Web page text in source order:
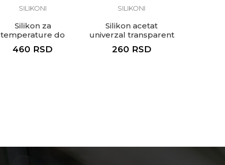
SILIKONI
Silikon za
temperature do
330°C crveni 85g
460 RSD
SILIKONI
Silikon acetat
univerzal transparent
tuba, 50ml
260 RSD